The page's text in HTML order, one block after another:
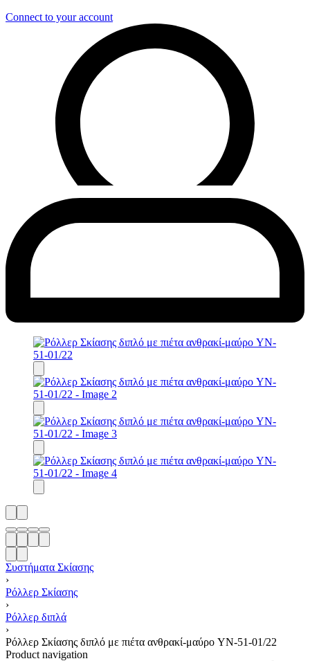
Connect to your account
Συστήματα Σκίασης
›
Ρόλλερ Σκίασης
›
Ρόλλερ διπλά
›
Ρόλλερ Σκίασης διπλό με πιέτα ανθρακί-μαύρο YN-51-01/22
Product navigation